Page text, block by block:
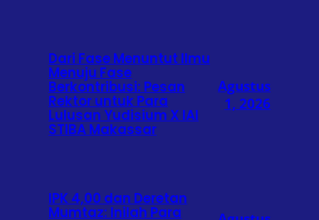
Dari Fase Menuntut Ilmu
Menuju Fase
Berkontribusi: Pesan
Rektor untuk Para
Lulusan Yudisium X IAI
STIBA Makassar
Agustus
1, 2026
IPK 4,00 dan Deretan
Mumtaz: Inilah Para